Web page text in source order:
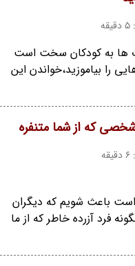
ها به کودکان سخت است
را بیاموزید،خواندن این
که از شما متنفره
باعث شویم که دیگران
فرد آزرده خاطر که از ما